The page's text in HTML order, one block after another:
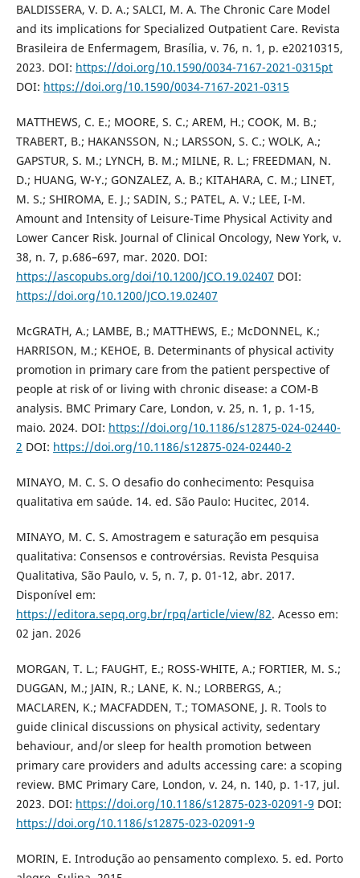
BALDISSERA, V. D. A.; SALCI, M. A. The Chronic Care Model
and its implications for Specialized Outpatient Care. Revista
Brasileira de Enfermagem, Brasília, v. 76, n. 1, p. e20210315,
2023. DOI: https://doi.org/10.1590/0034-7167-2021-0315pt
DOI: https://doi.org/10.1590/0034-7167-2021-0315
MATTHEWS, C. E.; MOORE, S. C.; AREM, H.; COOK, M. B.;
TRABERT, B.; HAKANSSON, N.; LARSSON, S. C.; WOLK, A.;
GAPSTUR, S. M.; LYNCH, B. M.; MILNE, R. L.; FREEDMAN, N.
D.; HUANG, W-Y.; GONZALEZ, A. B.; KITAHARA, C. M.; LINET,
M. S.; SHIROMA, E. J.; SADIN, S.; PATEL, A. V.; LEE, I-M.
Amount and Intensity of Leisure-Time Physical Activity and
Lower Cancer Risk. Journal of Clinical Oncology, New York, v.
38, n. 7, p.686–697, mar. 2020. DOI:
https://ascopubs.org/doi/10.1200/JCO.19.02407 DOI:
https://doi.org/10.1200/JCO.19.02407
McGRATH, A.; LAMBE, B.; MATTHEWS, E.; McDONNEL, K.;
HARRISON, M.; KEHOE, B. Determinants of physical activity
promotion in primary care from the patient perspective of
people at risk of or living with chronic disease: a COM-B
analysis. BMC Primary Care, London, v. 25, n. 1, p. 1-15,
maio. 2024. DOI: https://doi.org/10.1186/s12875-024-02440-
2 DOI: https://doi.org/10.1186/s12875-024-02440-2
MINAYO, M. C. S. O desafio do conhecimento: Pesquisa
qualitativa em saúde. 14. ed. São Paulo: Hucitec, 2014.
MINAYO, M. C. S. Amostragem e saturação em pesquisa
qualitativa: Consensos e controvérsias. Revista Pesquisa
Qualitativa, São Paulo, v. 5, n. 7, p. 01-12, abr. 2017.
Disponível em:
https://editora.sepq.org.br/rpq/article/view/82. Acesso em:
02 jan. 2026
MORGAN, T. L.; FAUGHT, E.; ROSS-WHITE, A.; FORTIER, M. S.;
DUGGAN, M.; JAIN, R.; LANE, K. N.; LORBERGS, A.;
MACLAREN, K.; MACFADDEN, T.; TOMASONE, J. R. Tools to
guide clinical discussions on physical activity, sedentary
behaviour, and/or sleep for health promotion between
primary care providers and adults accessing care: a scoping
review. BMC Primary Care, London, v. 24, n. 140, p. 1-17, jul.
2023. DOI: https://doi.org/10.1186/s12875-023-02091-9 DOI:
https://doi.org/10.1186/s12875-023-02091-9
MORIN, E. Introdução ao pensamento complexo. 5. ed. Porto